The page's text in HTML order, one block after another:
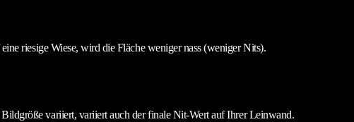
riesige Wiese, wird die Fläche weniger nass (weniger Nits).
variiert, variiert auch der finale Nit-Wert auf Ihrer Leinwand.